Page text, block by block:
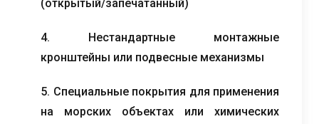
(открытый/запечатанный)
4. Нестандартные монтажные
кронштейны или подвесные механизмы
5. Специальные покрытия для применения
на морских объектах или химических